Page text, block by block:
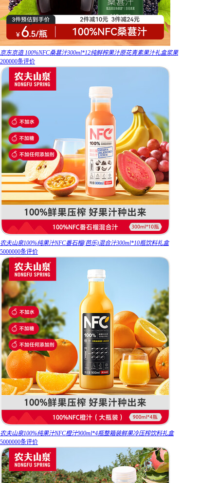
京东京造 100%NFC桑葚汁300ml*12纯鲜榨果汁原花青素果汁礼盒浆果
200000条评价
农夫山泉100%纯果汁NFC番石榴(芭乐)混合汁300ml*10瓶饮料礼盒
5000000条评价
农夫山泉100%纯果汁NFC橙汁900ml*4瓶整箱装鲜果冷压榨饮料礼盒
5000000条评价